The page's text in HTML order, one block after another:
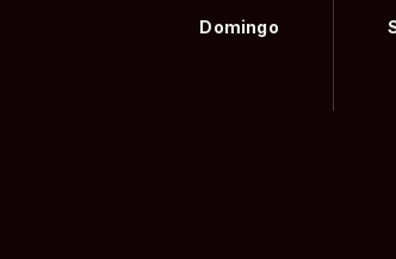
Domingo